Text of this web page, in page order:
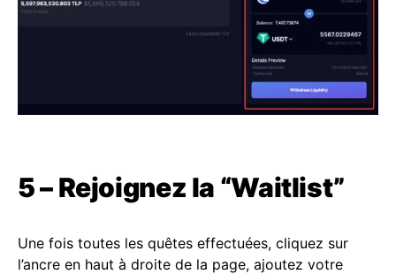
5 – Rejoignez la “Waitlist”
Une fois toutes les quêtes effectuées, cliquez sur
l’ancre en haut à droite de la page, ajoutez votre